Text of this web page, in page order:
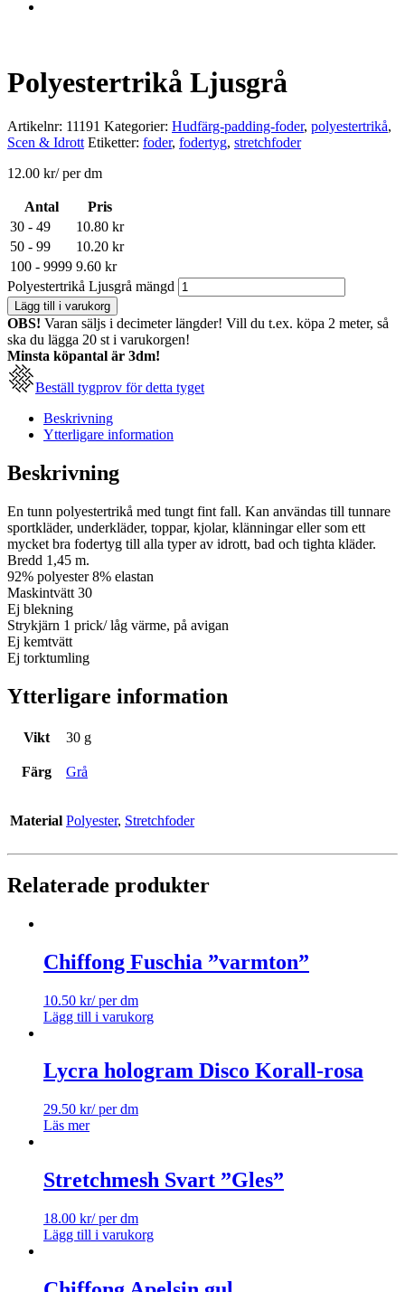
Polyestertrikå Ljusgrå
Artikelnr: 11191 Kategorier: Hudfärg-padding-foder, polyestertrikå,
Scen & Idrott Etiketter: foder, fodertyg, stretchfoder
12.00 kr/ per dm
Antal
Pris
30 - 49
10.80 kr
50 - 99
10.20 kr
100 - 9999 9.60 kr
Polyestertrikå Ljusgrå mängd
Lägg till i varukorg
OBS! Varan säljs i decimeter längder! Vill du t.ex. köpa 2 meter, så
ska du lägga 20 st i varukorgen!
Minsta köpantal är 3dm!
Beställ tygprov för detta tyget
Beskrivning
Ytterligare information
Beskrivning
En tunn polyestertrikå med tungt fint fall. Kan användas till tunnare
sportkläder, underkläder, toppar, kjolar, klänningar eller som ett
mycket bra fodertyg till alla typer av idrott, bad och tighta kläder.
Bredd 1,45 m.
92% polyester 8% elastan
Maskintvätt 30
Ej blekning
Strykjärn 1 prick/ låg värme, på avigan
Ej kemtvätt
Ej torktumling
Ytterligare information
Vikt 30 g
Färg Grå
Material Polyester, Stretchfoder
Relaterade produkter
Chiffong Fuschia ”varmton”
10.50 kr/ per dm
Lägg till i varukorg
Lycra hologram Disco Korall-rosa
29.50 kr/ per dm
Läs mer
Stretchmesh Svart ”Gles”
18.00 kr/ per dm
Lägg till i varukorg